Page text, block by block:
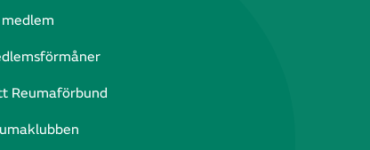
Reumaförbund